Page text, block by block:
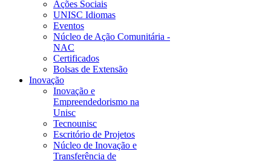
Ações Sociais
UNISC Idiomas
Eventos
Núcleo de Ação Comunitária -
NAC
Certificados
Bolsas de Extensão
Inovação
Inovação e
Empreendedorismo na
Unisc
Tecnounisc
Escritório de Projetos
Núcleo de Inovação e
Transferência de